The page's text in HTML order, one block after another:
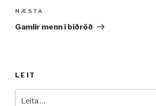
Næsta
færsla
NÆSTA
Gamlir menn í biðröð
LEIT